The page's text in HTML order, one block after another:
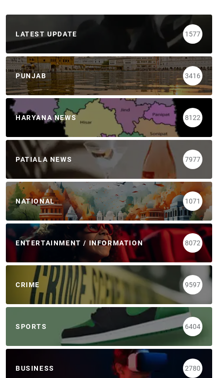
LATEST UPDATE 1577
PUNJAB 3416
HARYANA NEWS 8122
PATIALA NEWS 7977
NATIONAL 1071
ENTERTAINMENT / INFORMATION 8072
CRIME 9597
SPORTS 6404
BUSINESS 2780